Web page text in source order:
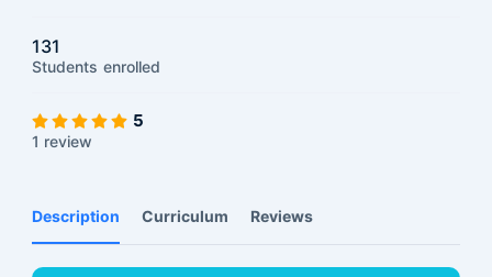
131
Students enrolled
5
1 review
Description Curriculum Reviews